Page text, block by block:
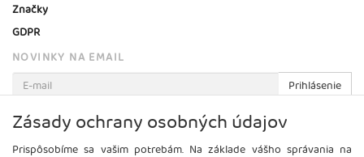
Značky
GDPR
NOVINKY NA EMAIL
Prihlásenie
Viac informácií o tejto službe
Zásady ochrany osobných údajov
Prispôsobíme sa vašim potrebám. Na základe vášho správania na